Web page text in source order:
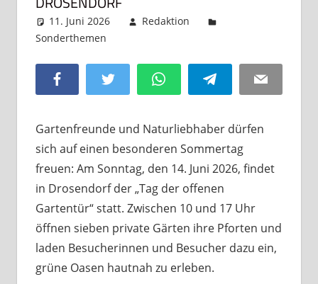
11. Juni 2026
Redaktion
Sonderthemen
Facebook Twitter WhatsAppTelegram Email
Gartenfreunde und Naturliebhaber dürfen
sich auf einen besonderen Sommertag
freuen: Am Sonntag, den 14. Juni 2026, findet
in Drosendorf der „Tag der offenen
Gartentür“ statt. Zwischen 10 und 17 Uhr
öffnen sieben private Gärten ihre Pforten und
laden Besucherinnen und Besucher dazu ein,
grüne Oasen hautnah zu erleben.